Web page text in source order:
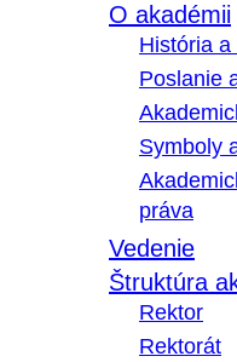
O akadémii
História
Poslanie
Symboly
práva
Vedenie
Štruktúra
Rektor
Rektorát